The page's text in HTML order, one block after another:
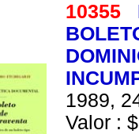
10355
1989,
Valor :